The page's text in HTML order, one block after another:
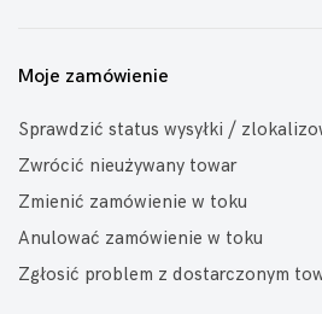
Moje zamówienie
Sprawdzić status wysyłki /
Zwrócić nieużywany towar
Zmienić zamówienie w toku
Anulować zamówienie w toku
Zgłosić problem z dostarczonym